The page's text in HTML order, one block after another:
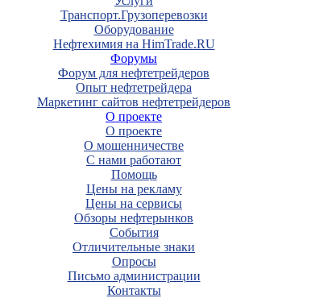
Транспорт.Грузоперевозки
Оборудование
Нефтехимия на HimTrade.RU
Форумы
Форум для нефтетрейдеров
Опыт нефтетрейдера
Маркетинг сайтов нефтетрейдеров
О проекте
О проекте
О мошенничестве
С нами работают
Помощь
Цены на рекламу
Цены на сервисы
Обзоры нефтерынков
События
Отличительные знаки
Опросы
Письмо администрации
Контакты